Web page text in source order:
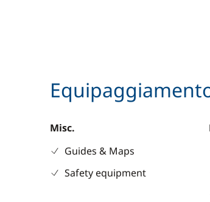
Misc.
Guides & Maps
Safety equipment